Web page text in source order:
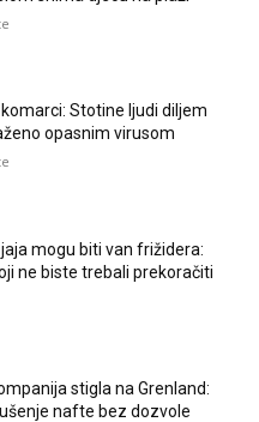
Stotine ljudi diljem
opasnim virusom
jaja mogu biti van frižidera:
ne biste trebali prekoračiti
stigla na Grenland:
nafte bez dozvole